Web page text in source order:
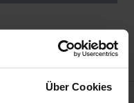
Über Cookies